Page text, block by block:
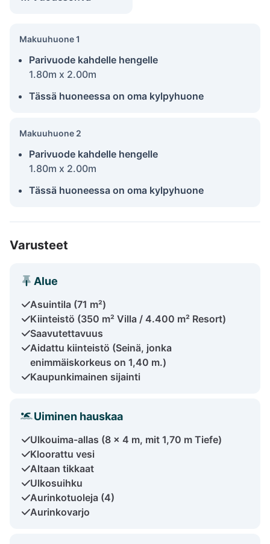
Makuuhuone 1
Parivuode kahdelle hengelle
1.80m x 2.00m
Tässä huoneessa on oma kylpyhuone
Makuuhuone 2
Parivuode kahdelle hengelle
1.80m x 2.00m
Tässä huoneessa on oma kylpyhuone
Varusteet
Alue
Asuintila (71 m²)
Kiinteistö (350 m² Villa / 4.400 m² Resort)
Saavutettavuus
Aidattu kiinteistö (Seinä, jonka
enimmäiskorkeus on 1,40 m.)
Kaupunkimainen sijainti
Uiminen hauskaa
Ulkouima-allas (8 x 4 m, mit 1,70 m Tiefe)
Kloorattu vesi
Altaan tikkaat
Ulkosuihku
Aurinkotuoleja (4)
Aurinkovarjo